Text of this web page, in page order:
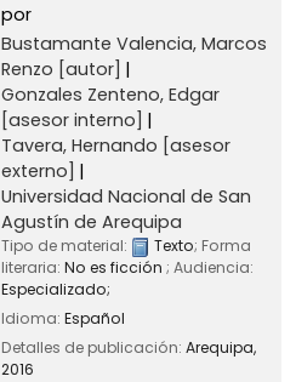
por
Bustamante Valencia, Marcos
Renzo [autor]
Gonzales Zenteno, Edgar
[asesor interno]
Tavera, Hernando [asesor
externo]
Universidad Nacional de San
Agustín de Arequipa
Tipo de material: Texto; Forma
literaria: No es ficción ; Audiencia:
Especializado;
Idioma: Español
Detalles de publicación: Arequipa,
2016